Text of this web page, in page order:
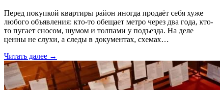
Перед покупкой квартиры район иногда продаёт себя хуже
любого объявления: кто-то обещает метро через два года, кто-
то пугает сносом, шумом и толпами у подъезда. На деле
ценны не слухи, а следы в документах, схемах…
Читать далее →